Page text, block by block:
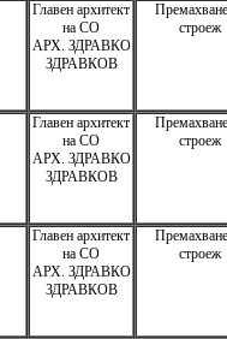
Главен архитект
на СО
АРХ. ЗДРАВКО
ЗДРАВКОВ
строеж
Главен архитект
на СО
АРХ. ЗДРАВКО
ЗДРАВКОВ
строеж
Главен архитект
на СО
АРХ. ЗДРАВКО
ЗДРАВКОВ
строеж